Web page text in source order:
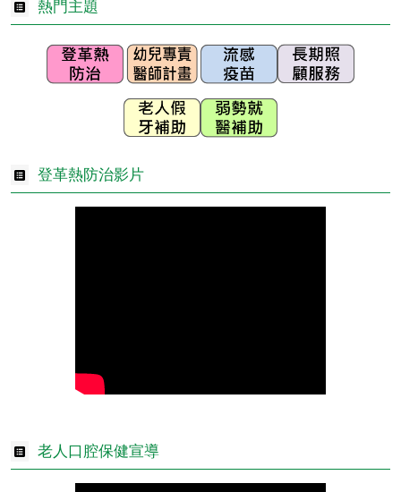
熱門主題
登革熱防治影片
老人口腔保健宣導